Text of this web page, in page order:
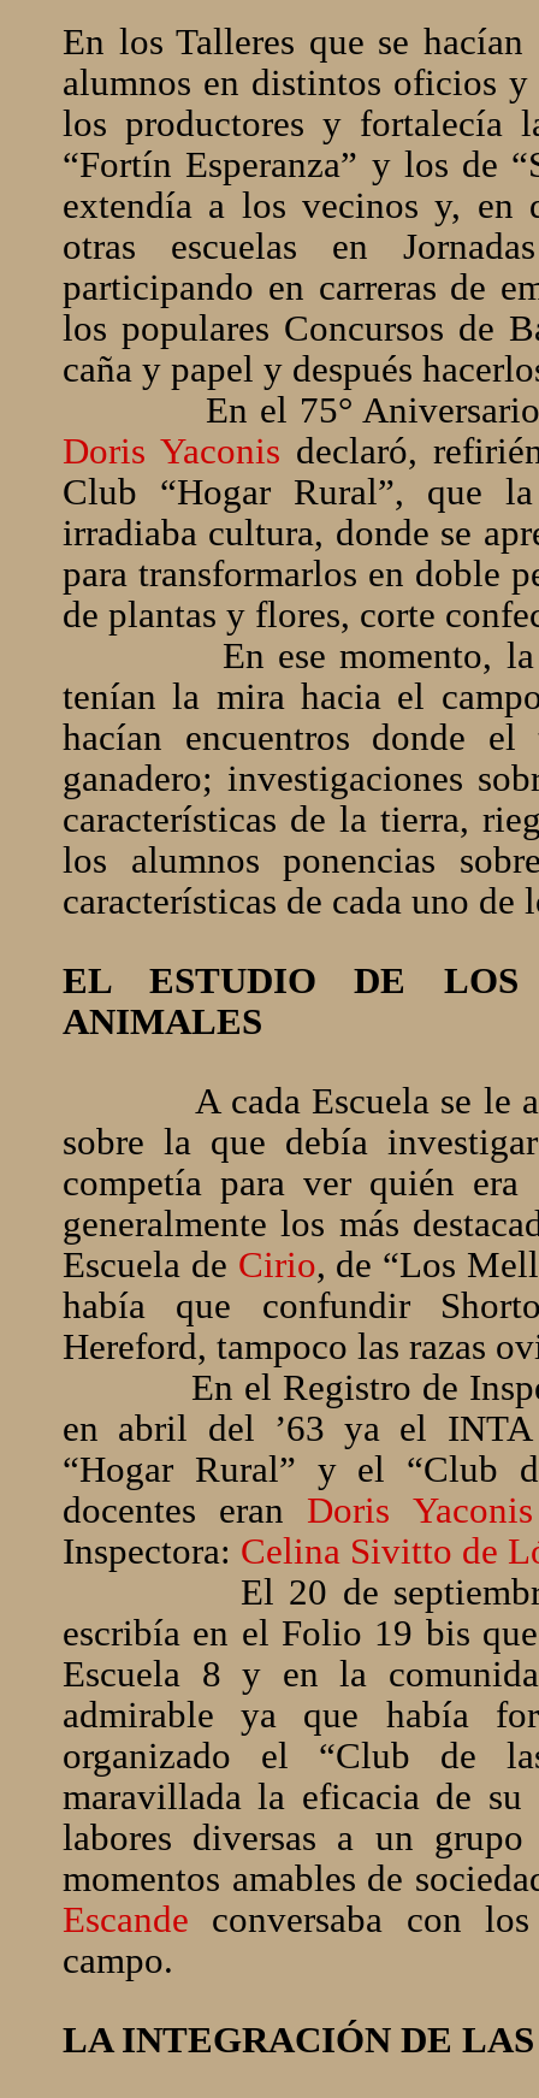
En los Talleres que se
alumnos en distintos oficios
los productores y fortalecía
“Fortín Esperanza” y los de
extendía a los vecinos y, en
otras escuelas en
participando en carreras de
los populares Concursos de
caña y papel y después
En el 75°
Doris Yaconis declaró,
Club “Hogar Rural”, que
irradiaba cultura, donde se
para transformarlos en doble
de plantas y flores, corte
En ese momento,
tenían la mira hacia el
hacían encuentros donde el
ganadero; investigaciones
características de la tierra,
los alumnos ponencias
características de cada uno de
EL ESTUDIO DE
ANIMALES
A cada Escuela se le
sobre la que debía
competía para ver quién era
generalmente los más
Escuela de Cirio, de “Los
había que confundir
Hereford, tampoco las razas
En el Registro de
en abril del ’63 ya el INTA
“Hogar Rural” y el “Club
docentes eran Doris
Inspectora: Celina Sivitto de
El 20 de
escribía en el Folio 19 bis
Escuela 8 y en la
admirable ya que había
organizado el “Club de
maravillada la eficacia de su
labores diversas a un
momentos amables de
Escande conversaba con
campo.
LA INTEGRACIÓN DE